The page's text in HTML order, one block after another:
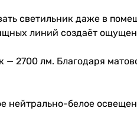
светильник даже в
линий создаёт
— 2700 лм. Благодаря
нейтрально-белое